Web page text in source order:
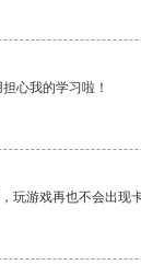
心我的学习啦！
玩游戏再也不会出现